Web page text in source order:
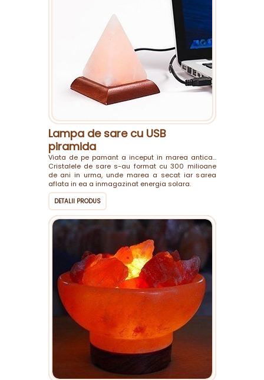
Lampa de sare cu USB
piramida
Viata de pe pamant a inceput in marea antica...
Cristalele de sare s-au format cu 300 milioane
de ani in urma, unde marea a secat iar sarea
aflata in ea a inmagazinat energia solara.
DETALII PRODUS